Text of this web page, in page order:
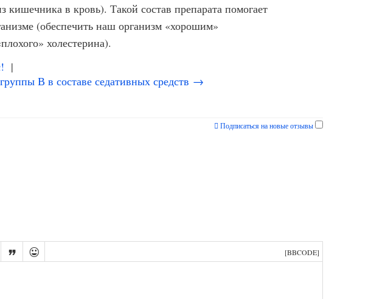
кишечника в кровь). Такой состав препарата помогает
(обеспечить наш организм «хорошим»
холестерина).
|
В в составе седативных средств →
Подписаться на новые отзывы
  [BBCODE]